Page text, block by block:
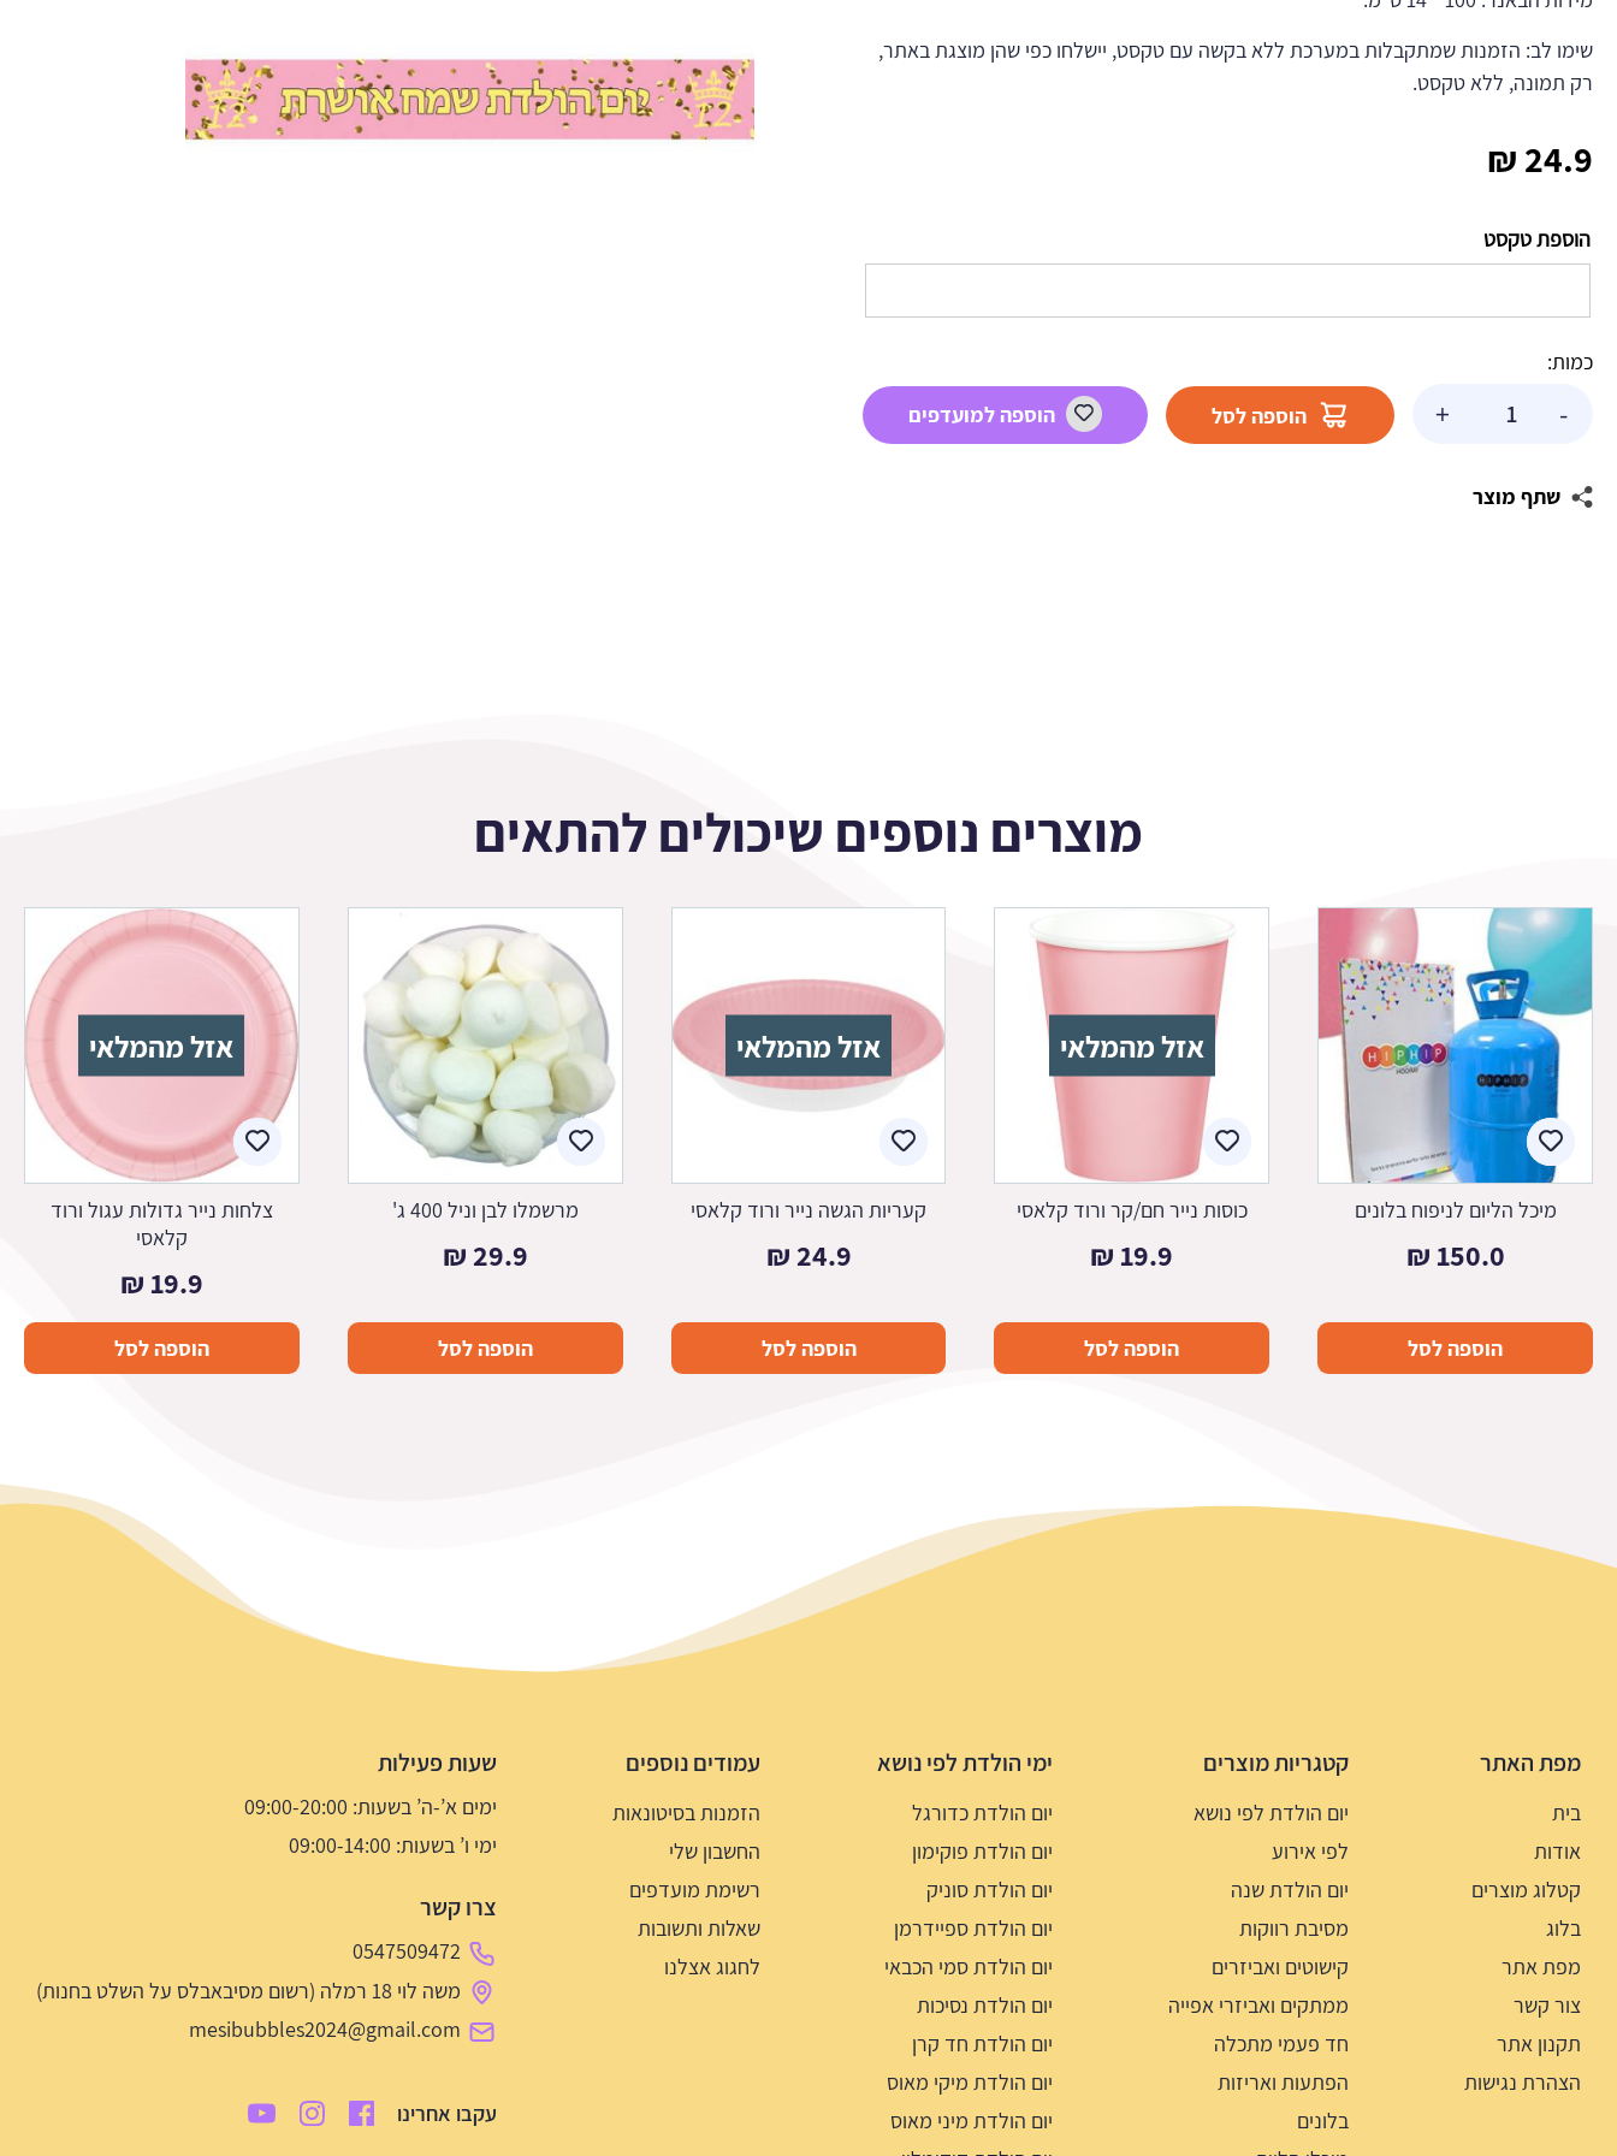
שימו לב: הזמנות שמתקבלות במערכת ללא בקשה עם טקסט, יישלחו כפי שהן מוצגת באתר,
רק תמונה, ללא טקסט.
24.9
₪
הוספת טקסט
כמות:
-
של
אישי
+ הוספה לסל הוספה למועדפים
שתף מוצר
מוצרים נוספים שיכולים להתאים
מיכל הליום לניפוח בלונים
150.0
₪
הוספה לסל
אזל מהמלאי
כוסות נייר חם/קר ורוד קלאסי
19.9
₪
הוספה לסל
אזל מהמלאי
קעריות הגשה נייר ורוד קלאסי
24.9
₪
הוספה לסל
מרשמלו לבן וניל 400 ג'
29.9
₪
הוספה לסל
אזל מהמלאי
צלחות נייר גדולות עגול ורוד
קלאסי
19.9
₪
הוספה לסל
מפת האתר
בית
אודות
קטלוג מוצרים
בלוג
מפת אתר
צור קשר
תקנון אתר
הצהרת נגישות
קטגריות מוצרים
יום הולדת לפי נושא
לפי אירוע
יום הולדת שנה
מסיבת רווקות
קישוטים ואביזרים
ממתקים ואביזרי אפייה
חד פעמי מתכלה
הפתעות ואריזות
בלונים
ימי הולדת לפי נושא
יום הולדת כדורגל
יום הולדת פוקימון
יום הולדת סוניק
יום הולדת ספיידרמן
יום הולדת סמי הכבאי
יום הולדת נסיכות
יום הולדת חד קרן
יום הולדת מיקי מאוס
יום הולדת מיני מאוס
עמודים נוספים
הזמנות בסיטונאות
החשבון שלי
רשימת מועדפים
שאלות ותשובות
לחגוג אצלנו
שעות פעילות
ימים א’-ה’ בשעות: 09:00-20:00
ימי ו’ בשעות: 09:00-14:00
צרו קשר
0547509472
משה לוי 18 רמלה (רשום מסיבאבלס על השלט בחנות)
mesibubbles2024@gmail.com
עקבו אחרינו